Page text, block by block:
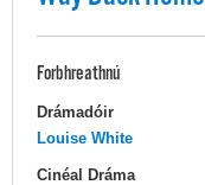
Forbhreathnú
Drámadóir
Louise White
Cinéal Dráma